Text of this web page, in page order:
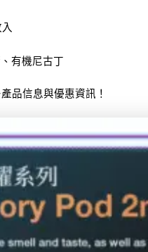
有機尼古丁
品信息與優惠資訊！